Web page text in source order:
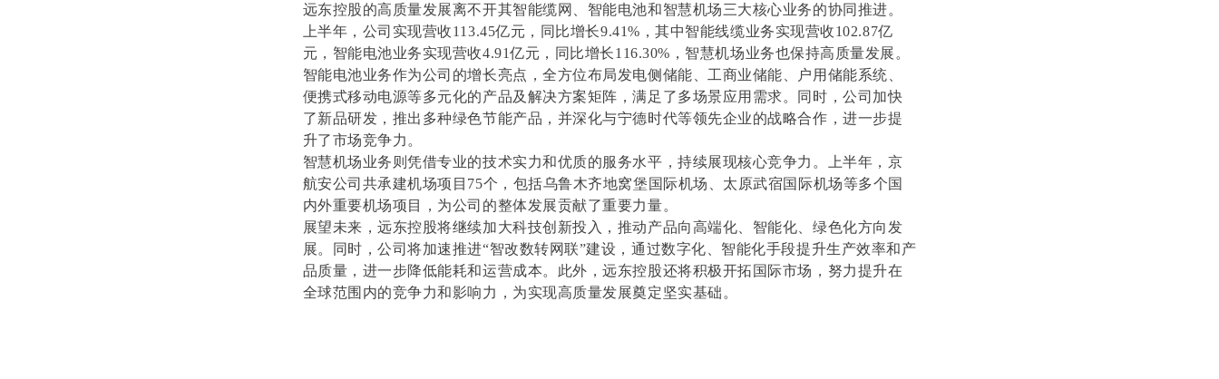
远东控股的高质量发展离不开其智能缆网、智能电池和智慧机场三大核心业务的协同推进。
上半年，公司实现营收113.45亿元，同比增长9.41%，其中智能线缆业务实现营收102.87亿
元，智能电池业务实现营收4.91亿元，同比增长116.30%，智慧机场业务也保持高质量发展。
智能电池业务作为公司的增长亮点，全方位布局发电侧储能、工商业储能、户用储能系统、
便携式移动电源等多元化的产品及解决方案矩阵，满足了多场景应用需求。同时，公司加快
了新品研发，推出多种绿色节能产品，并深化与宁德时代等领先企业的战略合作，进一步提
升了市场竞争力。
智慧机场业务则凭借专业的技术实力和优质的服务水平，持续展现核心竞争力。上半年，京
航安公司共承建机场项目75个，包括乌鲁木齐地窝堡国际机场、太原武宿国际机场等多个国
内外重要机场项目，为公司的整体发展贡献了重要力量。
展望未来，远东控股将继续加大科技创新投入，推动产品向高端化、智能化、绿色化方向发
展。同时，公司将加速推进“智改数转网联”建设，通过数字化、智能化手段提升生产效率和产
品质量，进一步降低能耗和运营成本。此外，远东控股还将积极开拓国际市场，努力提升在
全球范围内的竞争力和影响力，为实现高质量发展奠定坚实基础。